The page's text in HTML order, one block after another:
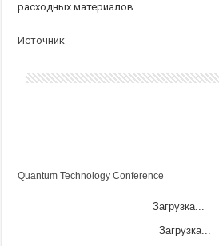
расходных материалов.
Источник
Quantum Technology Conference
Загрузка...
Загрузка...